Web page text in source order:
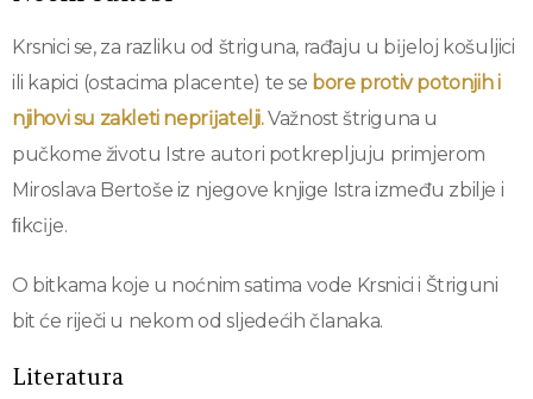
Krsnici se, za razliku od štriguna, rađaju u bĳeloj košuljici
ili kapici (ostacima placente) te se bore protiv potonjih i
njihovi su zakleti neprĳatelji.Važnost štriguna u
pučkome životu Istre autori potkrepljuju primjerom
Miroslava Bertoše iz njegove knjige Istra između zbilje i
ﬁkcĳe.
O bitkama koje u noćnim satima vode Krsnici i Štriguni
bit će riječi u nekom od sljedećih članaka.
Literatura